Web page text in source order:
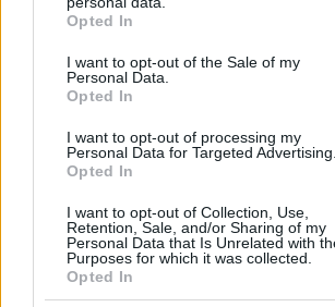
grant or deny consent to Google and its
use your data for below specified purposes
consent section.
Opted In
I want to opt-out of the Sale of my
Personal Data.
Opted In
I want to opt-out of processing my
Personal Data for Targeted Advertising.
Opted In
I want to opt-out of Collection, Use,
Retention, Sale, and/or Sharing of my
Personal Data that Is Unrelated with
Purposes for which it was collected.
Opted In
Γιώργος Παράσχος: Χαμογελαστός,
του με τον καρκίνο, μπήκε στο
θεραπεία